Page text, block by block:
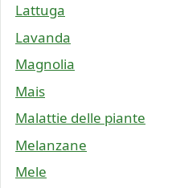
Lattuga
Lavanda
Magnolia
Mais
Malattie delle piante
Melanzane
Mele